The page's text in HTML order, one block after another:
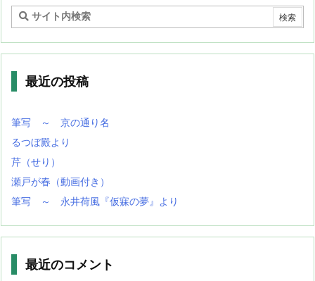
最近の投稿
筆写 ～ 京の通り名
るつぼ殿より
芹（せり）
瀬戸が春（動画付き）
筆写 ～ 永井荷風『仮寐の夢』より
最近のコメント